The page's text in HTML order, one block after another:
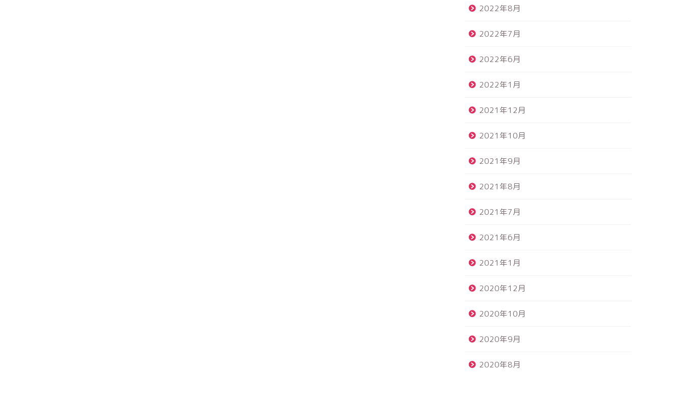
2022年8月
2022年7月
2022年6月
2022年1月
2021年12月
2021年10月
2021年9月
2021年8月
2021年7月
2021年6月
2021年1月
2020年12月
2020年10月
2020年9月
2020年8月